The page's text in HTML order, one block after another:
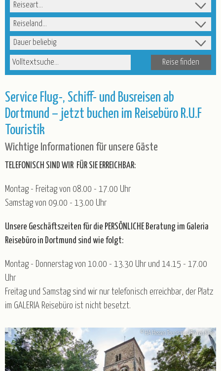
Advent
Weihnachten
Weihnachten & Silvester
Silvester
Winter & Frühjahr
R.U.F Reisebüro
Service
Katalogbestellung Blätterkatalog
Newsletter
Taxi-Service/Zustiege
Versicherung
Gruppenrabatt
Luftfahrt - Schwarze Liste
Wir über uns
Kontakt
Gruppenreisen
Baltikum Belgien Deutschland
England
Österreich
Polen Portugal Schweiz
Spanien
Tschechien
Ungarn
Reiseart
Reiseland
Reisedauer
Volltextsuche
Service Flug-, Schiff- und Busreisen ab
Dortmund – jetzt buchen im Reisebüro R.U.F
Touristik
Wichtige Informationen für unsere Gäste
TELEFONISCH SIND WIR FÜR SIE ERREICHBAR:
Montag - Freitag von 08.00 - 17.00 Uhr
Samstag von 09.00 - 13.00 Uhr
Unsere Geschäftszeiten für die PERSÖNLICHE Beratung im Galeria
Reisebüro in Dortmund sind wie folgt:
Montag - Donnerstag von 10.00 - 13.30 Uhr und 14.15 - 17.00
Uhr
Freitag und Samstag sind wir nur telefonisch erreichbar, der Platz
im GALERIA Reisebüro ist nicht besetzt.
© HA Hessen Tourismus/Roman Knie